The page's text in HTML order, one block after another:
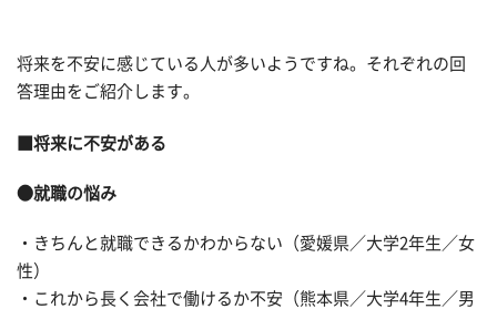
将来を不安に感じている人が多いようですね。それぞれの回
答理由をご紹介します。
■将来に不安がある
●就職の悩み
・きちんと就職できるかわからない（愛媛県／大学2年生／女
性）
・これから長く会社で働けるか不安（熊本県／大学4年生／男